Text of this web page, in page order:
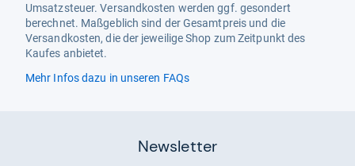
Umsatzsteuer. Versandkosten werden ggf. gesondert
berechnet. Maßgeblich sind der Gesamtpreis und die
Versandkosten, die der jeweilige Shop zum Zeitpunkt des
Kaufes anbietet.
Mehr Infos dazu in unseren FAQs
Newsletter